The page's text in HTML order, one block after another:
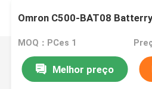
Omron C500-BAT08
MOQ：PCes 1
Melhor preço